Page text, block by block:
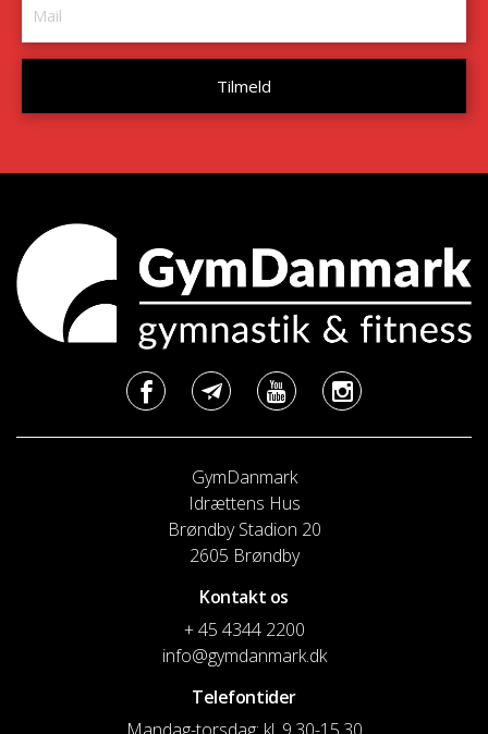
GymDanmark
Idrættens Hus
Brøndby Stadion 20
2605 Brøndby
Kontakt os
+ 45 4344 2200
info@gymdanmark.dk
Telefontider